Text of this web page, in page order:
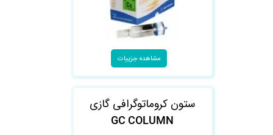
مشاهده جزییات
ستون کروماتوگرافی گازی
GC COLUMN